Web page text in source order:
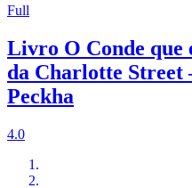
Full
Livro O Conde que
da Charlotte
Peckha
4.0